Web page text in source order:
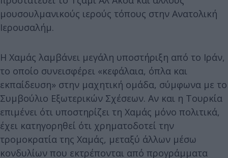
μουσουλμανικούς ιερούς τόπους στην Ανατολική
Ιερουσαλήμ.
Η Χαμάς λαμβάνει μεγάλη υποστήριξη από το Ιράν,
το οποίο συνεισφέρει «κεφάλαια, όπλα και
εκπαίδευση» στην μαχητική ομάδα, σύμφωνα με το
Συμβούλιο Εξωτερικών Σχέσεων. Αν και η Τουρκία
επιμένει ότι υποστηρίζει τη Χαμάς μόνο πολιτικά,
έχει κατηγορηθεί ότι χρηματοδοτεί την
τρομοκρατία της Χαμάς, μεταξύ άλλων μέσω
κονδυλίων που εκτρέπονται από προγράμματα